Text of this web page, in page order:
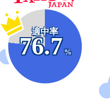
適中率
76.7
%